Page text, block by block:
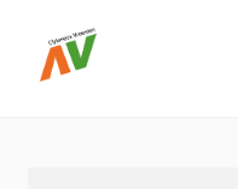
content